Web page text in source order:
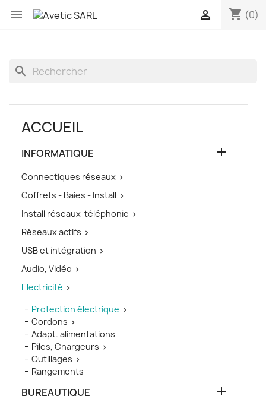
 shopping_cart (0)

search
ACCUEIL
INFORMATIQUE 
Connectiques réseaux 
Coffrets - Baies - Install 
Install réseaux-téléphonie 
Réseaux actifs 
USB et intégration 
Audio, Vidéo 
Electricité 
Protection électrique 
Cordons 
Adapt. alimentations
Piles, Chargeurs 
Outillages 
Rangements
BUREAUTIQUE 